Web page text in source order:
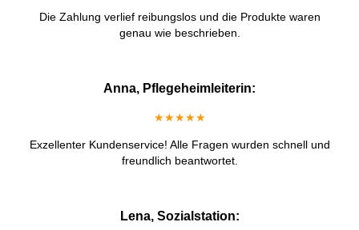
Die Zahlung verlief reibungslos und die Produkte waren
genau wie beschrieben.
Anna, Pflegeheimleiterin:
★★★★★
Exzellenter Kundenservice! Alle Fragen wurden schnell und
freundlich beantwortet.
Lena, Sozialstation: